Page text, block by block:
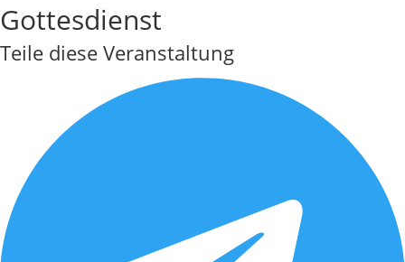
Gottesdienst
Teile diese Veranstaltung